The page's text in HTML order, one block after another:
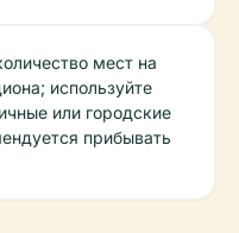
мест на
используйте
или городские
прибывать